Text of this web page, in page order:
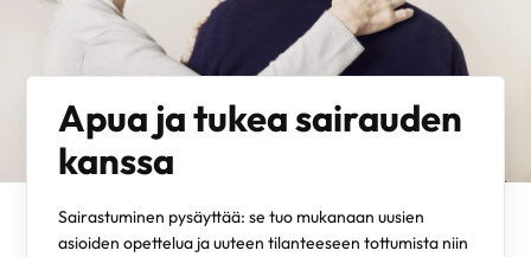
Apua ja tukea sairauden
kanssa
Sairastuminen pysäyttää: se tuo mukanaan uusien
asioiden opettelua ja uuteen tilanteeseen tottumista niin